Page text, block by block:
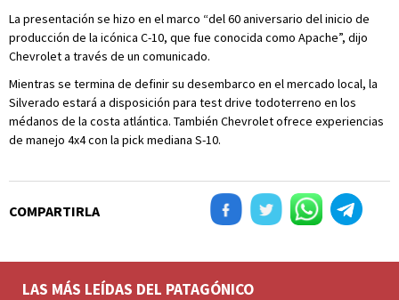
La presentación se hizo en el marco “del 60 aniversario del inicio de
producción de la icónica C-10, que fue conocida como Apache”, dijo
Chevrolet a través de un comunicado.
Mientras se termina de definir su desembarco en el mercado local, la
Silverado estará a disposición para test drive todoterreno en los
médanos de la costa atlántica. También Chevrolet ofrece experiencias
de manejo 4x4 con la pick mediana S-10.
COMPARTIRLA
LAS MÁS LEÍDAS DEL PATAGÓNICO